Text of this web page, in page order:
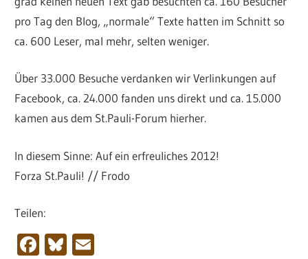
pro Tag den Blog, „normale“ Texte hatten im Schnitt so
ca. 600 Leser, mal mehr, selten weniger.
Über 33.000 Besuche verdanken wir Verlinkungen auf
Facebook, ca. 24.000 fanden uns direkt und ca. 15.000
kamen aus dem St.Pauli-Forum hierher.
In diesem Sinne: Auf ein erfreuliches 2012!
Forza St.Pauli! // Frodo
Teilen:
Facebook
Bluesky